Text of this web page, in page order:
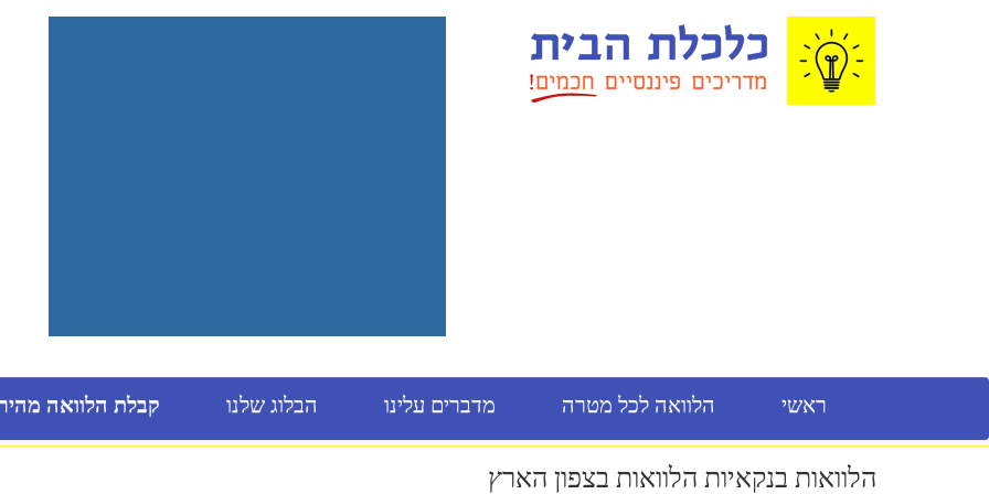
ראשי הלוואה לכל מטרה מדברים עלינו הבלוג שלנו קבלת הלוואה
הלוואות בנקאיות הלוואות בצפון הארץ